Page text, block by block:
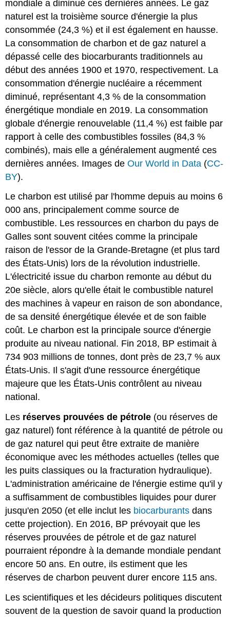
mondiale a diminué ces dernières années. Le gaz
naturel est la troisième source d'énergie la plus
consommée (24,3 %) et il est également en hausse.
La consommation de charbon et de gaz naturel a
dépassé celle des biocarburants traditionnels au
début des années 1900 et 1970, respectivement. La
consommation d'énergie nucléaire a récemment
diminué, représentant 4,3 % de la consommation
énergétique mondiale en 2019. La consommation
globale d'énergie renouvelable (11,4 %) est faible par
rapport à celle des combustibles fossiles (84,3 %
combinés), mais elle a généralement augmenté ces
dernières années. Images deOur World in Data (CC-
BY).
Le charbon est utilisé par l'homme depuis au moins 6
000 ans, principalement comme source de
combustible. Les ressources en charbon du pays de
Galles sont souvent citées comme la principale
raison de l'essor de la Grande-Bretagne (et plus tard
des États-Unis) lors de la révolution industrielle.
L'électricité issue du charbon remonte au début du
20e siècle, alors qu'elle était le combustible naturel
des machines à vapeur en raison de son abondance,
de sa densité énergétique élevée et de son faible
coût. Le charbon est la principale source d'énergie
produite au niveau national. Fin 2018, BP estimait à
734 903 millions de tonnes, dont près de 23,7 % aux
États-Unis. Il s'agit d'une ressource énergétique
majeure que les États-Unis contrôlent au niveau
national.
Les réserves prouvées de pétrole (ou réserves de
gaz naturel) font référence à la quantité de pétrole ou
de gaz naturel qui peut être extraite de manière
économique avec les méthodes actuelles (telles que
les puits classiques ou la fracturation hydraulique).
L'administration américaine de l'énergie estime qu'il y
a suffisamment de combustibles liquides pour durer
jusqu'en 2050 (et elle inclut les biocarburants dans
cette projection). En 2016, BP prévoyait que les
réserves prouvées de pétrole et de gaz naturel
pourraient répondre à la demande mondiale pendant
encore 50 ans. En outre, ils estiment que les
réserves de charbon peuvent durer encore 115 ans.
Les scientifiques et les décideurs politiques discutent
souvent de la question de savoir quand la production